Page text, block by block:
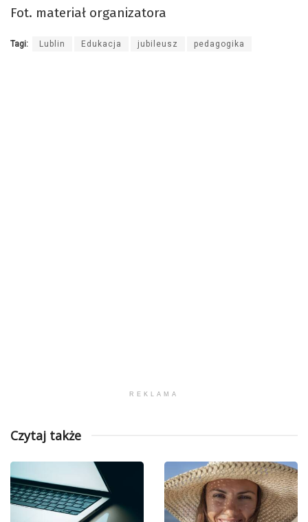
Fot. materiał organizatora
Tagi: Lublin Edukacja jubileusz pedagogika
REKLAMA
Czytaj także